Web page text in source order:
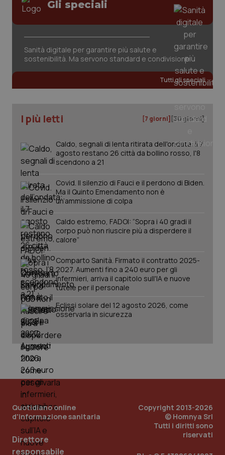
Gli speciali
Sanità digitale per garantire più salute e
sostenibilità. Ma servono standard e condivisione
Tutti gli speciali
I più letti [7 giorni] [30 giorni]
Caldo, segnali di lenta ritirata dell'ondata: il 7
agosto restano 26 città da bollino rosso, l'8
scendono a 21
Covid. Il silenzio di Fauci e il perdono di Biden.
Ma il Quinto Emendamento non è
un’ammissione di colpa
Caldo estremo, FADOI: “Sopra i 40 gradi il
corpo può non riuscire più a disperdere il
calore”
Comparto Sanità. Firmato il contratto 2025-
2027. Aumenti fino a 240 euro per gli
infermieri, arriva il capitolo sull'IA e nuove
tutele per il personale
Eclissi solare del 12 agosto 2026, come
osservarla in sicurezza
Quotidiano online
d'informazione sanitaria
Direttore
responsabile
Copyright 2013-2026
© Homnya Srl
Tutti i diritti sono
riservati
PHPSESSID
www.quotidianosanita.it
_ga_KM60CM4NPH
mese